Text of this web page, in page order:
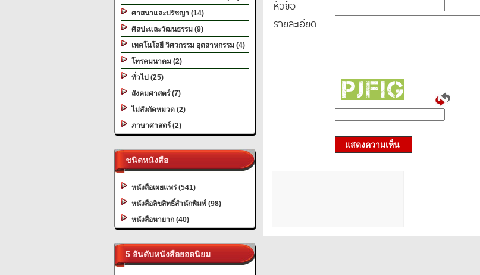
ศาสนาและปรัชญา (14)
ศิลปะและวัฒนธรรม (9)
เทคโนโลยี วิศวกรรม อุตสาหกรรม (4)
โทรคมนาคม (2)
ทั่วไป (25)
สังคมศาสตร์ (7)
ไม่สังกัดหมวด (2)
ภาษาศาสตร์ (2)
ชนิดหนังสือ
หนังสือเผยแพร่ (541)
หนังสือลิขสิทธิ์สำนักพิมพ์ (98)
หนังสือหายาก (40)
5 อันดับหนังสือยอดนิยม
หัวข้อ
รายละเอียด
แสดงความเห็น